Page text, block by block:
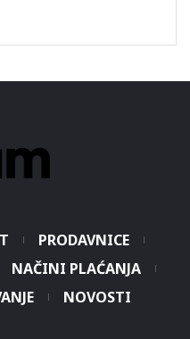
PRODAVNICE
NAČINI PLAĆANJA
NOVOSTI